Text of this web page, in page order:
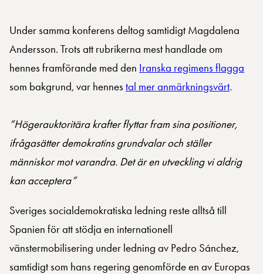
Under samma konferens deltog samtidigt Magdalena
Andersson. Trots att rubrikerna mest handlade om
hennes framförande med den Iranska regimens flagga
som bakgrund, var hennestal mer anmärkningsvärt.
”Högerauktoritära krafter flyttar fram sina positioner,
ifrågasätter demokratins grundvalar och ställer
människor mot varandra. Det är en utveckling vi aldrig
kan acceptera”
Sveriges socialdemokratiska ledning reste alltså till
Spanien för att stödja en internationell
vänstermobilisering under ledning av Pedro Sánchez,
samtidigt som hans regering genomförde en av Europas